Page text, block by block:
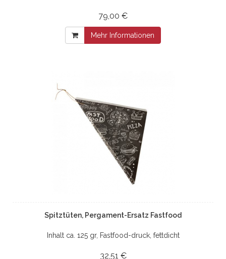
79,00 €
Mehr Informationen
Spitztüten, Pergament-Ersatz Fastfood
Inhalt ca. 125 gr, Fastfood-druck, fettdicht
32,51 €